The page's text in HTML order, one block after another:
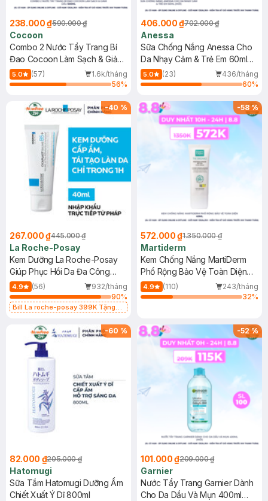
238.000 ₫590.000 ₫
Cocoon
Combo 2 Nước Tẩy Trang Bí
Đao Cocoon Làm Sạch & Giảm
Dầu 500ml
5.0 (57)
1.6k/tháng
56%
406.000 ₫702.000 ₫
Anessa
Sữa Chống Nắng Anessa Cho
Da Nhạy Cảm & Trẻ Em 60ml
(Mới)
5.0 (23)
436/tháng
60%
-40 %
267.000 ₫445.000 ₫
La Roche-Posay
Kem Dưỡng La Roche-Posay
Giúp Phục Hồi Da Đa Công
Dụng 40ml
4.9 (56)
932/tháng
90%
Bill La roche-posay 399K Tặng
(SL có hạn)
-58%
572.000 ₫1.350.000 ₫
Martiderm
Kem Chống Nắng MartiDerm
Phổ Rộng Bảo Vệ Toàn Diện
40ml
4.9 (110)
243/tháng
32%
-60 %
82.000 ₫205.000 ₫
Hatomugi
Sữa Tắm Hatomugi Dưỡng Ẩm
Chiết Xuất Ý Dĩ 800ml
-52%
101.000 ₫209.000 ₫
Garnier
Nước Tẩy Trang Garnier Dành
Cho Da Dầu Và Mụn 400ml